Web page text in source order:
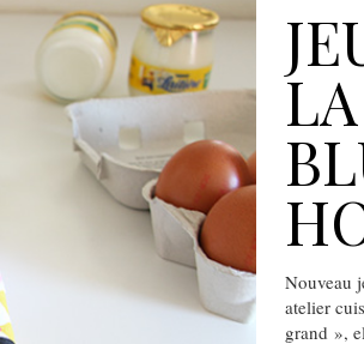
Nouveau
atelier
grand »,